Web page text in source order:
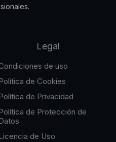
Legal
de uso
de Cookies
de Privacidad
de Protección de
de Uso